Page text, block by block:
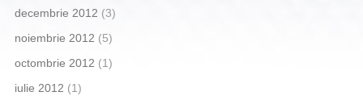
decembrie 2012 (3)
noiembrie 2012 (5)
octombrie 2012 (1)
iulie 2012 (1)